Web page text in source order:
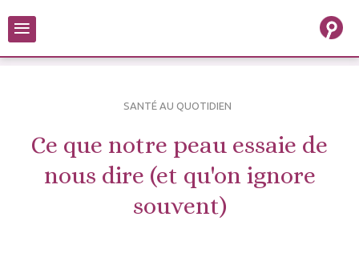
≡
SANTÉ AU QUOTIDIEN
Ce que notre peau essaie de
nous dire (et qu'on ignore
souvent)